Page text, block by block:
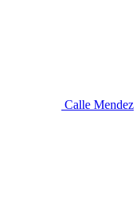
Calle Mendez